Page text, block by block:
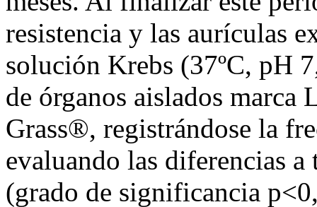
resistencia y las aurículas
solución Krebs (37ºC, pH
de órganos aislados
Grass®, registrándose la
evaluando las diferencias
(grado de significancia